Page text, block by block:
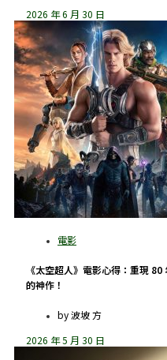
2026 年 6 月 30 日
《太空超人》電影心得：重現 80
的神作！
by波坡 方
2026 年 5 月 30 日